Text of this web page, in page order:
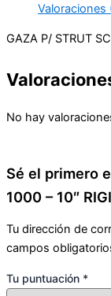
Valoraciones
GAZA P/ STRUT
No hay
Sé el primero
1000 – 10″
Tu dirección de
campos
Tu puntuación *